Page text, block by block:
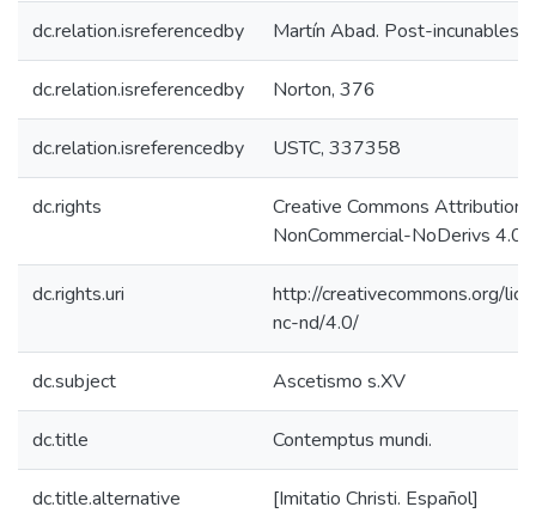
dc.relation.isreferencedby Martín Abad. Post-incunables,
dc.relation.isreferencedby Norton, 376
dc.relation.isreferencedby USTC, 337358
dc.rights
Creative Commons Attribution-
NonCommercial-NoDerivs 4.0
dc.rights.uri
http://creativecommons.org/
nc-nd/4.0/
dc.subject Ascetismo s.XV
dc.title Contemptus mundi.
dc.title.alternative [Imitatio Christi. Español]